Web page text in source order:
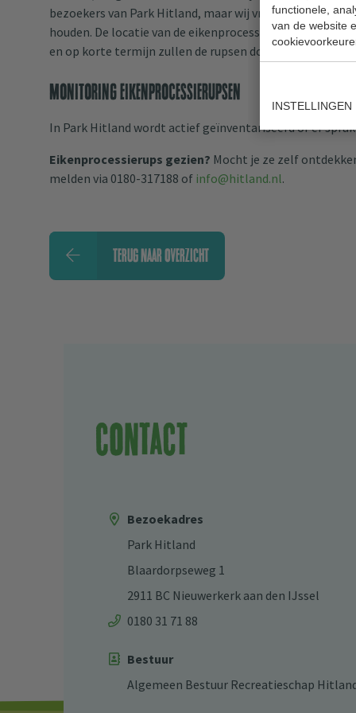
functionele,
van de website
INSTELLINGEN
bezoekers van Park Hitland, maar wij vragen iedereen
houden. De locatie van de eikenprocessierupsen is
en op korte termijn zullen de rupsen door een
Monitoring eikenprocessierupsen
In Park Hitland wordt actief geïnventariseerd of er
Eikenprocessierups gezien? Mocht je ze zelf
melden via 0180-317188 of info@hitland.nl.
TERUG NAAR OVERZICHT
Contact
Bezoekadres
Park Hitland
Blaardorpseweg 1
2911 BC Nieuwerkerk aan den IJssel
0180 31 71 88
Bestuur
Algemeen Bestuur Recreatieschap